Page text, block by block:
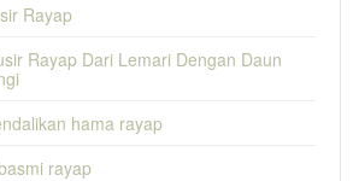
Rayap
Rayap Dari Lemari Dengan Daun
hama rayap
rayap